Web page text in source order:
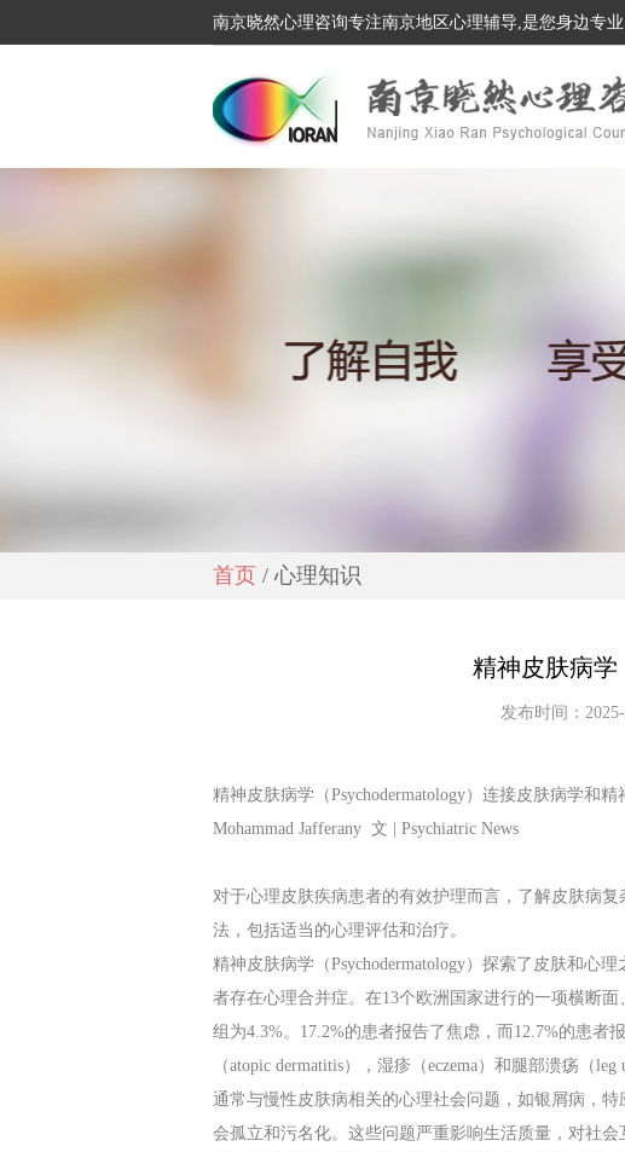
南京晓然心理咨询专注南京地区心理辅导,是您身边专
首页 / 心理知识
精神皮肤病学
发布时间：
精神皮肤病学（Psychodermatology）连接皮肤病学和精
Mohammad Jafferany 文 | Psychiatric News
对于心理皮肤疾病患者的有效护理而言，了解皮肤病
法，包括适当的心理评估和治疗。
精神皮肤病学（Psychodermatology）探索了皮肤和心
者存在心理合并症。在13个欧洲国家进行的一项横断
组为4.3%。17.2%的患者报告了焦虑，而12.7%的患者
（atopic dermatitis），湿疹（eczema）和腿部溃疡（
通常与慢性皮肤病相关的心理社会问题，如银屑病，
会孤立和污名化。这些问题严重影响生活质量，对社